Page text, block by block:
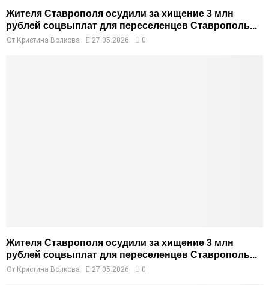
Жителя Ставрополя осудили за хищение 3 млн
рублей соцвыплат для переселенцев Ставрополь...
От Кристина Волкова 27.05.2026 0
Жителя Ставрополя осудили за хищение 3 млн
рублей соцвыплат для переселенцев Ставрополь...
От Кристина Волкова 27.05.2026 0